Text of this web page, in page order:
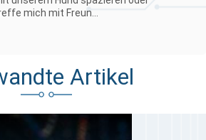
mich mit Freun...
Artikel